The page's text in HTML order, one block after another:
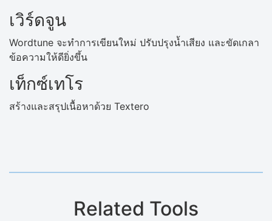
เวิร์ดจูน
Wordtune จะทำการเขียนใหม่ ปรับปรุงน้ำเสียง และขัดเกลา
ข้อความให้ดียิ่งขึ้น
เท็กซ์เทโร
สร้างและสรุปเนื้อหาด้วย Textero
Related Tools